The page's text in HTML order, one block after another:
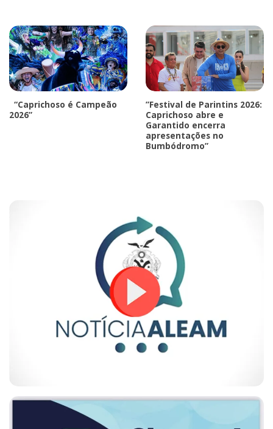
“Caprichoso é Campeão
2026”
”Festival de Parintins 2026:
Caprichoso abre e
Garantido encerra
apresentações no
Bumbódromo”